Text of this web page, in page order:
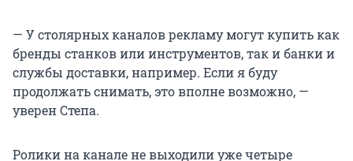
— У столярных каналов рекламу могут купить как
бренды станков или инструментов, так и банки и
службы доставки, например. Если я буду
продолжать снимать, это вполне возможно, —
уверен Степа.
Ролики на канале не выходили уже четыре